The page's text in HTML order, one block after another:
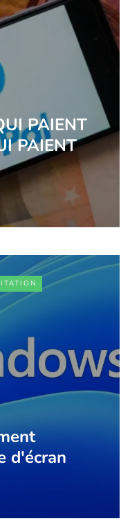
PAIENT
PAIENT
d'écran